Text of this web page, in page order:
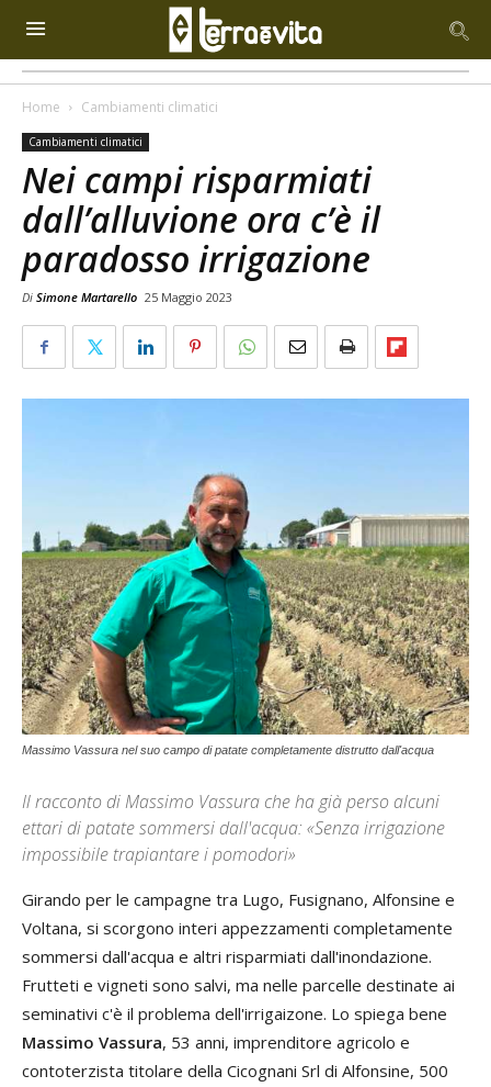
Home Cambiamenti climatici
Cambiamenti climatici
Nei campi risparmiati
dall’alluvione ora c’è il
paradosso irrigazione
Di Simone Martarello 25 Maggio 2023
Massimo Vassura nel suo campo di patate completamente distrutto dall'acqua
Il racconto di Massimo Vassura che ha già perso alcuni
ettari di patate sommersi dall'acqua: «Senza irrigazione
impossibile trapiantare i pomodori»
Girando per le campagne tra Lugo, Fusignano, Alfonsine e
Voltana, si scorgono interi appezzamenti completamente
sommersi dall'acqua e altri risparmiati dall'inondazione.
Frutteti e vigneti sono salvi, ma nelle parcelle destinate ai
seminativi c'è il problema dell'irrigaizone. Lo spiega bene
Massimo Vassura, 53 anni, imprenditore agricolo e
contoterzista titolare della Cicognani Srl di Alfonsine, 500